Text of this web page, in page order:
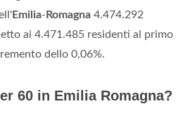
Emilia- Romagna 4.474.292
ai 4.471.485 residenti al primo
dello 0,06%.
60 in Emilia Romagna?